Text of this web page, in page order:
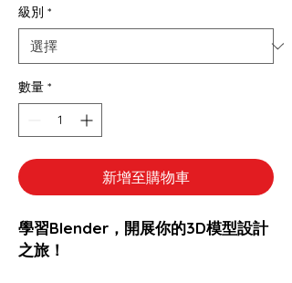
級別 *
數量 *
新增至購物車
學習Blender，開展你的3D模型設計
之旅！